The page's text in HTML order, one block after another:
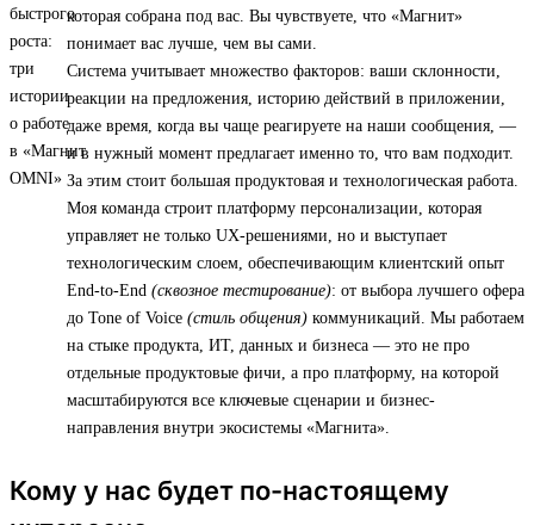
которая собрана под вас. Вы чувствуете, что «Магнит»
понимает вас лучше, чем вы сами.
Система учитывает множество факторов: ваши склонности,
реакции на предложения, историю действий в приложении,
даже время, когда вы чаще реагируете на наши сообщения, —
и в нужный момент предлагает именно то, что вам подходит.
За этим стоит большая продуктовая и технологическая работа.
Моя команда строит платформу персонализации, которая
управляет не только UX-решениями, но и выступает
технологическим слоем, обеспечивающим клиентский опыт
End-to-End (сквозное тестирование): от выбора лучшего офера
до Tone of Voice (стиль общения) коммуникаций. Мы работаем
на стыке продукта, ИТ, данных и бизнеса — это не про
отдельные продуктовые фичи, а про платформу, на которой
масштабируются все ключевые сценарии и бизнес-
направления внутри экосистемы «Магнита».
Кому у нас будет по-настоящему